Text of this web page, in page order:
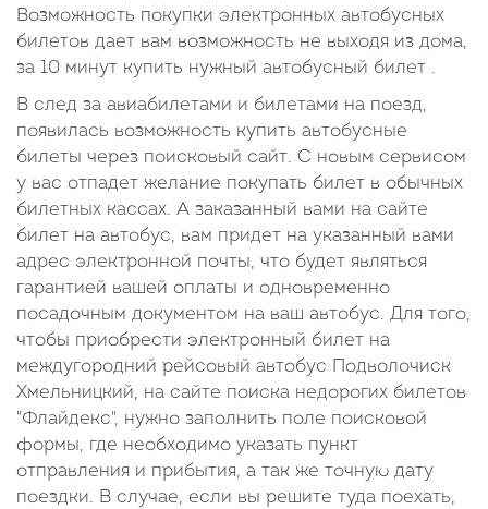
Возможность покупки электронных автобусных
билетов дает вам возможность не выходя из дома,
за 10 минут купить нужный автобусный билет .
В след за авиабилетами и билетами на поезд,
появилась возможность купить автобусные
билеты через поисковый сайт. С новым сервисом
у вас отпадет желание покупать билет в обычных
билетных кассах. А заказанный вами на сайте
билет на автобус, вам придет на указанный вами
адрес электронной почты, что будет являться
гарантией вашей оплаты и одновременно
посадочным документом на ваш автобус. Для того,
чтобы приобрести электронный билет на
междугородний рейсовый автобус Подволочиск
Хмельницкий, на сайте поиска недорогих билетов
"Флайдекс", нужно заполнить поле поисковой
формы, где необходимо указать пункт
отправления и прибытия, а так же точную дату
поездки. В случае, если вы решите туда поехать,